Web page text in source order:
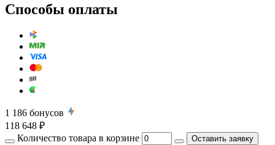
Способы оплаты
1 186 бонусов
118 648 ₽
Количество товара в корзине
Оставить заявку